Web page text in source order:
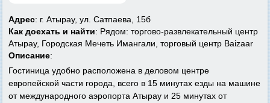
Адрес: г. Атырау, ул. Сатпаева, 15б
Как доехать и найти: Рядом: торгово-развлекательный центр
Атырау, Городская Мечеть Имангали, торговый центр Baizaar
Описание:
Гостиница удобно расположена в деловом центре
европейской части города, всего в 15 минутах езды на машине
от международного аэропорта Атырау и 25 минутах от